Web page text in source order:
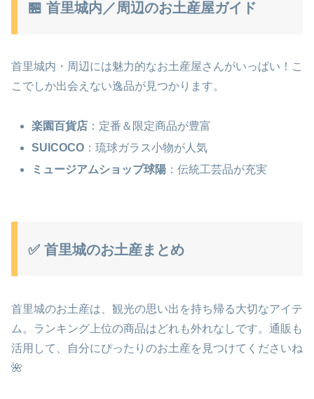
🏪 首里城内／周辺のお土産屋ガイド
首里城内・周辺には魅力的なお土産屋さんがいっぱい！こ
こでしか出会えない逸品が見つかります。
楽園百貨店 ：定番＆限定商品が豊富
SUICOCO ：琉球ガラス小物が人気
ミュージアムショップ球陽 ：伝統工芸品が充実
✅ 首里城のお土産まとめ
首里城のお土産は、観光の思い出を持ち帰る大切なアイテ
ム。ランキング上位の商品はどれも外れなしです。通販も
活用して、自分にぴったりのお土産を見つけてくださいね
🌺